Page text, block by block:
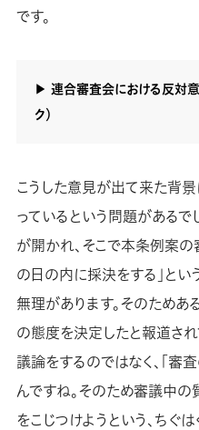
です。
▶︎ 連合審査会における反対
ク）
こうした意見が出て来た背景
っているという問題があるで
が開かれ、そこで本条例案の
の日の内に採決をする」とい
無理があります。そのため
の態度を決定したと報道さ
議論をするのではなく、「審
んですね。そのため審議中の
をこじつけようという、ちぐ